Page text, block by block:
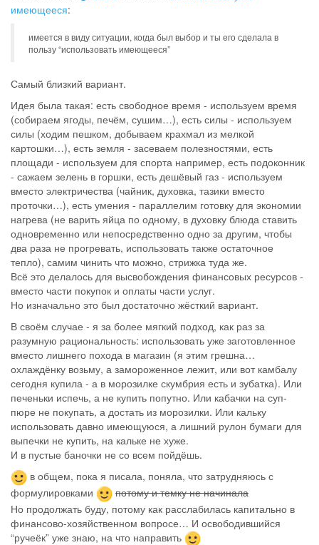
имеющееся:
имеется в виду ситуации, когда был выбор и ты его сделала в
пользу “использовать имеющееся”
Самый близкий вариант.
Идея была такая: есть свободное время - используем время
(собираем ягоды, печём, сушим…), есть силы - используем
силы (ходим пешком, добываем крахмал из мелкой
картошки…), есть земля - засеваем полезностями, есть
площади - используем для спорта например, есть подоконник
- сажаем зелень в горшки, есть дешёвый газ - используем
вместо электричества (чайник, духовка, тазики вместо
проточки…), есть умения - параллелим готовку для экономии
нагрева (не варить яйца по одному, в духовку блюда ставить
одновременно или непосредственно одно за другим, чтобы
два раза не прогревать, использовать также остаточное
тепло), самим чинить что можно, стрижка туда же.
Всё это делалось для высвобождения финансовых ресурсов -
вместо части покупок и оплаты части услуг.
Но изначально это был достаточно жёсткий вариант.
В своём случае - я за более мягкий подход, как раз за
разумную рациональность: использовать уже заготовленное
вместо лишнего похода в магазин (я этим грешна…
охлаждёнку возьму, а замороженное лежит, или вот камбалу
сегодня купила - а в морозилке скумбрия есть и зубатка). Или
печеньки испечь, а не купить попутно. Или кабачки на суп-
пюре не покупать, а достать из морозилки. Или кальку
использовать давно имеющуюся, а лишний рулон бумаги для
выпечки не купить, на кальке не хуже.
И в пустые баночки не со всем пойдёшь.
в общем, пока я писала, поняла, что затрудняюсь с
формулировками
потому и темку не начинала
Но продолжать буду, потому как расслабилась капитально в
финансово-хозяйственном вопросе… И освободившийся
“ручеёк” уже знаю, на что направить